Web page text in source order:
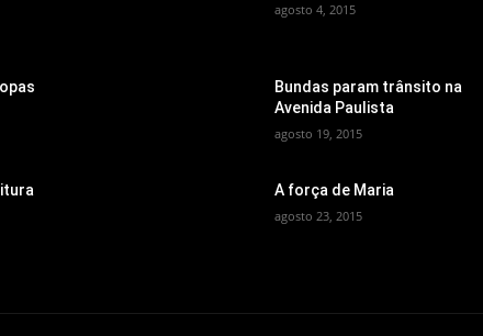
agosto 4, 2015
Bundas param trânsito na
Avenida Paulista
agosto 19, 2015
A força de Maria
agosto 23, 2015